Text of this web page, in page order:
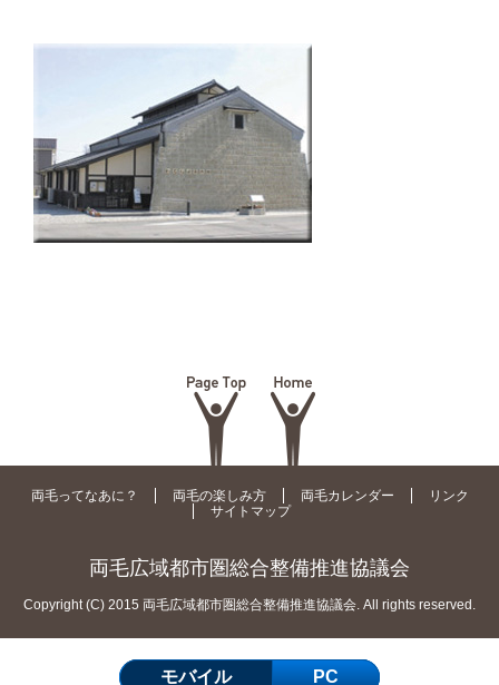
両毛ってなあに？ 両毛の楽しみ方 両毛カレンダー
リンク
サイトマップ
両毛広域都市圏総合整備推進協議会
Copyright (C) 2015 両毛広域都市圏総合整備推進協議会. All rights reserved.
モバイル PC